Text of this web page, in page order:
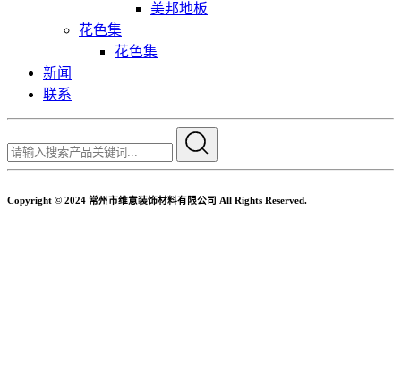
美邦地板
花色集
花色集
新闻
联系
Copyright © 2024 常州市维意装饰材料有限公司 All Rights Reserved.